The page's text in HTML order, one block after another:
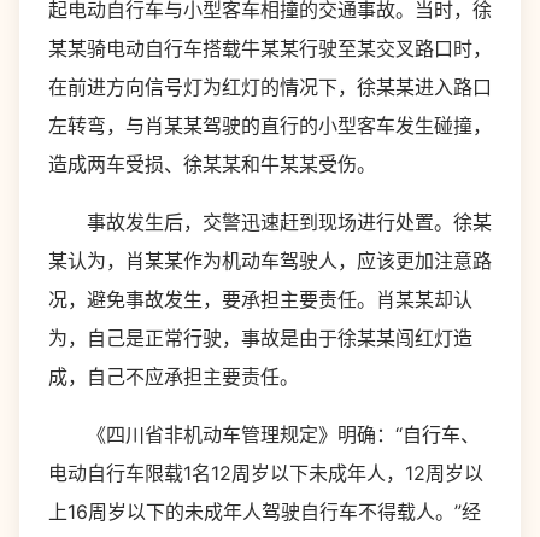
起电动自行车与小型客车相撞的交通事故。当时，徐
某某骑电动自行车搭载牛某某行驶至某交叉路口时，
在前进方向信号灯为红灯的情况下，徐某某进入路口
左转弯，与肖某某驾驶的直行的小型客车发生碰撞，
造成两车受损、徐某某和牛某某受伤。
事故发生后，交警迅速赶到现场进行处置。徐某
某认为，肖某某作为机动车驾驶人，应该更加注意路
况，避免事故发生，要承担主要责任。肖某某却认
为，自己是正常行驶，事故是由于徐某某闯红灯造
成，自己不应承担主要责任。
《四川省非机动车管理规定》明确：“自行车、
电动自行车限载1名12周岁以下未成年人，12周岁以
上16周岁以下的未成年人驾驶自行车不得载人。”经